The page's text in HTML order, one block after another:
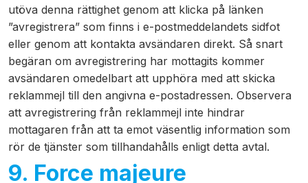
utöva denna rättighet genom att klicka på länken
”avregistrera” som finns i e-postmeddelandets sidfot
eller genom att kontakta avsändaren direkt. Så snart
begäran om avregistrering har mottagits kommer
avsändaren omedelbart att upphöra med att skicka
reklammejl till den angivna e-postadressen. Observera
att avregistrering från reklammejl inte hindrar
mottagaren från att ta emot väsentlig information som
rör de tjänster som tillhandahålls enligt detta avtal.
9. Force majeure